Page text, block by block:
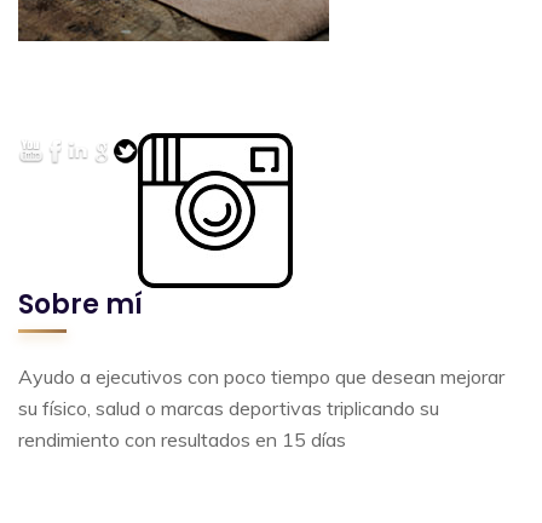
Sobre mí
Ayudo a ejecutivos con poco tiempo que desean mejorar
su físico, salud o marcas deportivas triplicando su
rendimiento con resultados en 15 días